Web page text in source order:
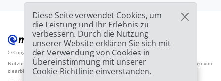
© Copyright 2012-2026 Mailbird™Alle Rechte vorbehalten.
Nutzungsbedingunen Datenschutzbestimmungen Inhaltsverzeichnis
Anbieter-Logo von
clearbit.com
Diese Seite verwendet Cookies, um
die Leistung und Ihr Erlebnis zu
verbessern. Durch die Nutzung
unserer Website erklären Sie sich mit
der Verwendung von Cookies in
Übereinstimmung mit unserer
Cookie-Richtlinie einverstanden.
🎉SPEZIAL ANGEBOT: